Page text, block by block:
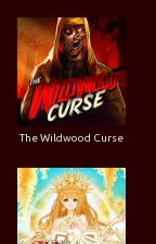
The Wildwood Curse